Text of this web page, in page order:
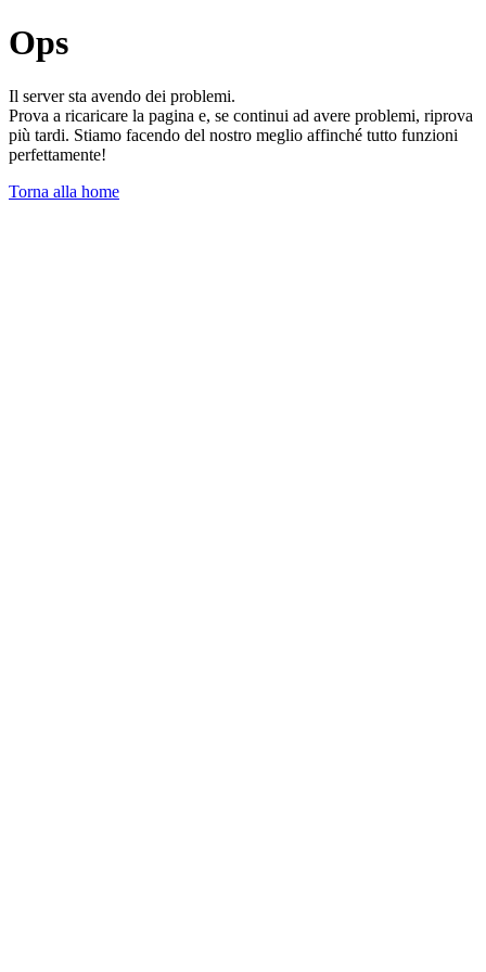
Ops
Il server sta avendo dei problemi.
Prova a ricaricare la pagina e, se continui ad avere problemi, riprova
più tardi. Stiamo facendo del nostro meglio affinché tutto funzioni
perfettamente!
Torna alla home